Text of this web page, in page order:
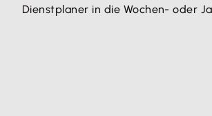
Dienstplaner in die Wochen- oder